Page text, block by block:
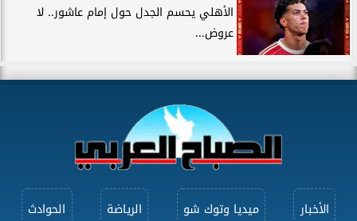
الأهلي يحسم الجدل حول إمام عاشور.. لا
عروض...
الأخبار ميديا وتوك شو الرياضة الحوادث